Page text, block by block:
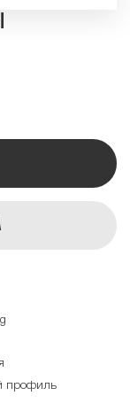
профиль